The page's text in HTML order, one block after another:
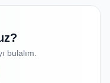
bulalım.